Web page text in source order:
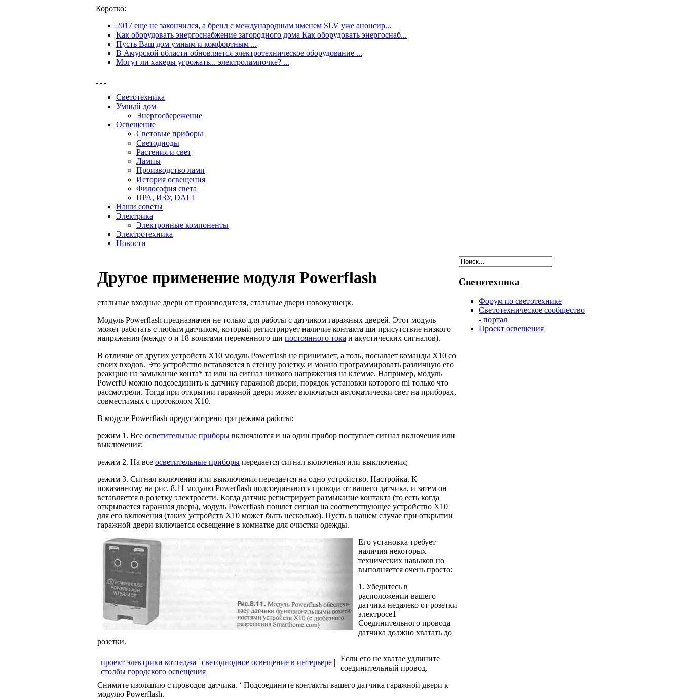
Коротко:
2017 еще не закончился, а бренд с международным именем SLV уже анонсир...
Как оборудовать энергоснабжение загородного дома Как оборудовать энергоснаб...
Пусть Ваш дом умным и комфортным ...
В Амурской области обновляется электротехническое оборудование ...
Могут ли хакеры угрожать... электролампочке? ...
Светотехника
Умный дом
Энергосбережение
Освещение
Световые приборы
Светодиоды
Растения и свет
Лампы
Производство ламп
История освещения
Философия света
ПРА, ИЗУ, DALI
Наши советы
Электрика
Электронные компоненты
Электротехника
Новости
Другое применение модуля Powerflash
стальные входные двери от производителя, стальные двери новокузнецк.
Модуль Powerflash предназначен не только для работы с датчиком гараж­ных дверей. Этот модуль
может работать с любым датчиком, который регистрирует наличие контакта ши присутствие низкого
напряжения (между о и 18 вольтами переменного ши постоянного тока и акустических сигналов).
В отличие от других устройств Х10 модуль Powerflash не принимает, а толь, посылает команды Х10 со
своих входов. Это устройство вставляется в стенну розетку, и можно программировать различную его
реакцию на замыкание конта* та или на сигнал низкого напряжения на клемме. Например, модуль
PowerfU можно подсоединить к датчику гаражной двери, порядок установки которого mi только что
рассмотрели. Тогда при открытии гаражной двери может включаться автоматически свет на приборах,
совместимых с протоколом Х10.
В модуле Powerflash предусмотрено три режима работы:
режим 1. Все осветительные приборы включаются и на один прибор поступает сигнал включения или
выключения;
режим 2. На все осветительные приборы передается сигнал включения или выключения;
режим 3. Сигнал включения или выключения передается на одно устройство. Настройка. К
показанному на рис. 8.11 модулю Powerflash подсоединяются про­вода от вашего датчика, и затем он
вставляется в розетку электросети. Когда датчик регистрирует размыкание контакта (то есть когда
открывается гаражная дверь), модуль Powerflash пошлет сигнал на соответствующее устройство Х10
для его включения (таких устройств Х10 может быть несколько). Пусть в нашем случае при открытии
гаражной двери включается освещение в комнатке для очистки одежды.
Его установка требует
наличия некоторых
технических навыков но
выполняется очень просто:
1. Убедитесь в
расположении вашего
датчика недалеко от розетки
электросе1
Соединительного провода
датчика должно хватать до
розетки.
проект электрики коттеджа | светодиодное освещение в интерьере |
столбы городского освещения
Если его не хватае удлините
соединительный провод.
Снимите изоляцию с проводов датчика. ‘ Подсоедините контакты вашего датчика гаражной двери к
модулю Powerflash.
Светотехника
Форум по светотехнике
Светотехническое сообщество
- портал
Проект освещения